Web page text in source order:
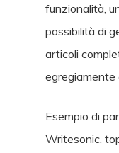
funzionalità,
possibilità di
articoli
egregiamente
Esempio di
Writesonic,